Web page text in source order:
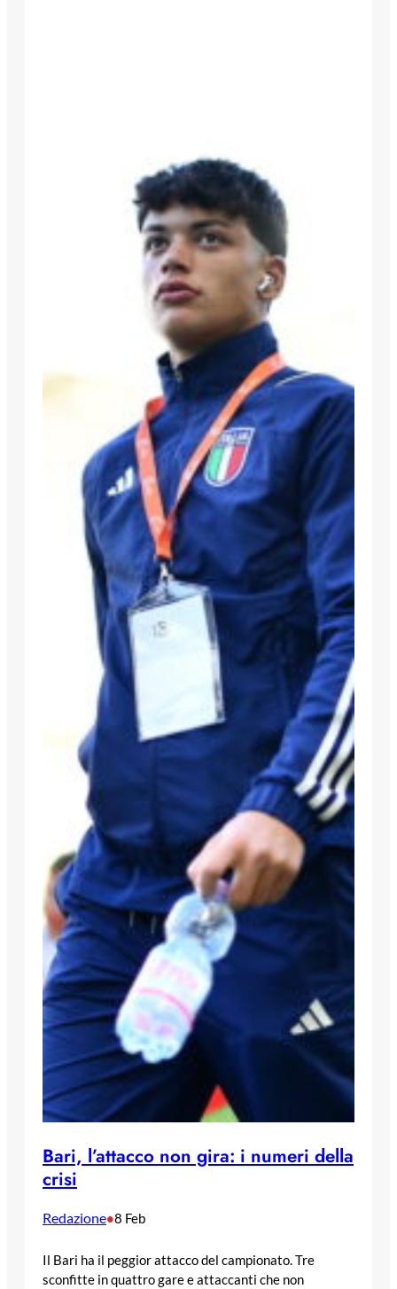
Bari, l’attacco non gira: i numeri della
crisi
Redazione•8 Feb
Il Bari ha il peggior attacco del campionato. Tre
sconfitte in quattro gare e attaccanti che non